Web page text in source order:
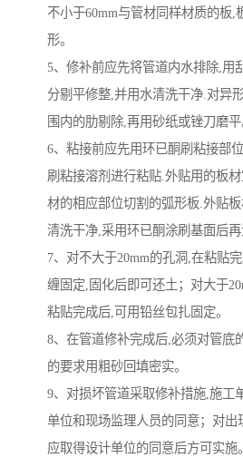
不小于60mm与管材同样材质的板,
形。
5、修补前应先将管道内水排除,用
分剔平修整,并用水清洗干净.对异
围内的肋剔除,再用砂纸或锉刀磨平
6、粘接前应先用环已酮刷粘接部
刷粘接溶剂进行粘贴.外贴用的板
材的相应部位切割的弧形板.外贴
清洗干净,采用环已酮涂刷基面后再
7、对不大于20mm的孔洞,在粘贴
缠固定,固化后即可还土；对大于
粘贴完成后,可用铅丝包扎固定。
8、在管道修补完成后,必须对管底
的要求用粗砂回填密实。
9、对损坏管道采取修补措施,施工
单位和现场监理人员的同意；对出
应取得设计单位的同意后方可实施。